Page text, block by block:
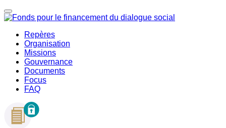
Repères
Organisation
Missions
Gouvernance
Documents
Focus
FAQ